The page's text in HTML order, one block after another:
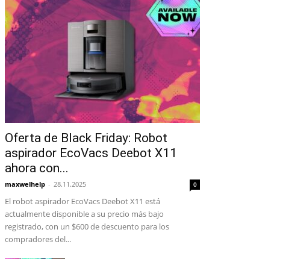
Oferta de Black Friday: Robot
aspirador EcoVacs Deebot X11
ahora con...
maxwelhelp - 28.11.2025 0
El robot aspirador EcoVacs Deebot X11 está
actualmente disponible a su precio más bajo
registrado, con un $600 de descuento para los
compradores del...